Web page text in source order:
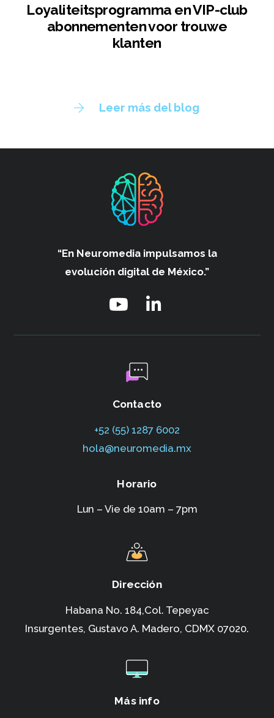
Loyaliteitsprogramma en VIP-club
abonnementen voor trouwe
klanten
Leer más del blog
“En Neuromedia impulsamos la
evolución digital de México.”
Contacto
+52 (55) 1287 6002‬
hola@neuromedia.mx
Horario
Lun – Vie de 10am – 7pm
Dirección
Habana No. 184,Col. Tepeyac
Insurgentes, Gustavo A. Madero, CDMX 07020.
Más info